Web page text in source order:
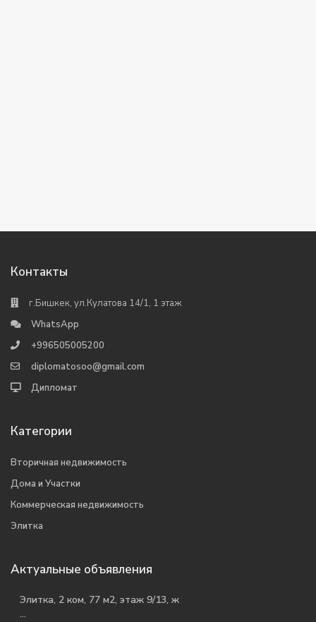
Контакты
г.Бишкек, ул.Кулатова 14/1, 1 этаж
WhatsApp
+996505005200
diplomatosoo@gmail.com
Дипломат
Категории
Вторичная недвижимость
Дома и Участки
Коммерческая недвижимость
Элитка
Актуальные объявления
Элитка, 2 ком, 77 м2, этаж 9/13, ж
...